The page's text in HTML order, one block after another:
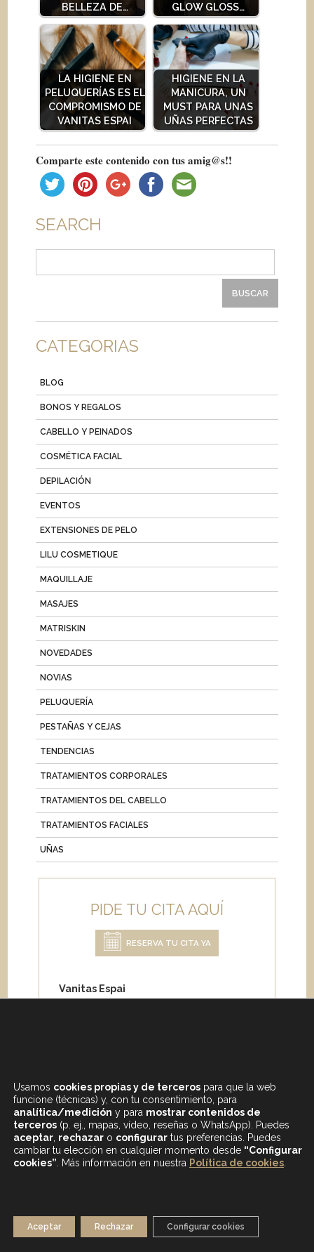
BELLEZA DE…
GLOW GLOSS…
LA HIGIENE EN
PELUQUERÍAS ES EL
COMPROMISMO DE
VANITAS ESPAI
HIGIENE EN LA
MANICURA, UN
MUST PARA UNAS
UÑAS PERFECTAS
Comparte este contenido con tus amig@s!!
SEARCH
CATEGORIAS
BLOG
BONOS Y REGALOS
CABELLO Y PEINADOS
COSMÉTICA FACIAL
DEPILACIÓN
EVENTOS
EXTENSIONES DE PELO
LILU COSMETIQUE
MAQUILLAJE
MASAJES
MATRISKIN
NOVEDADES
NOVIAS
PELUQUERÍA
PESTAÑAS Y CEJAS
TENDENCIAS
TRATAMIENTOS CORPORALES
TRATAMIENTOS DEL CABELLO
TRATAMIENTOS FACIALES
UÑAS
PIDE TU CITA AQUÍ
RESERVA TU CITA YA
Vanitas Espai
Carrer de Paris 204
AVISO LEGAL
POLÍTICA DE PRIVACIDAD
Usamos cookies propias y de terceros para que la web
funcione (técnicas) y, con tu consentimiento, para
analítica/medición y para mostrar contenidos de
terceros (p. ej., mapas, vídeo, reseñas o WhatsApp). Puedes
aceptar rechazar o configurar tus preferencias. Puedes
cambiar tu elección en cualquier momento desde “Configurar
cookies” . Más información en nuestra Política de cookies
Aceptar Rechazar Configurar cookies